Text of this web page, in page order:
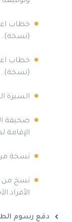
خطاب
(نسخة).
خطاب
(نسخة).
السيرة
صحيفة
الإقامة
نسخة من
نسخ من
الأفراد
دفع رسوم